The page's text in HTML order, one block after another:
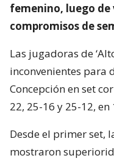
femenino, luego de
compromisos de
Las jugadoras de
inconvenientes para
Concepción en set
22, 25-16 y 25-12,
Desde el primer set,
mostraron